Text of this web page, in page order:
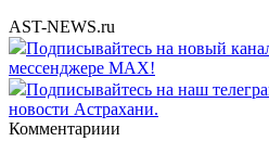
AST-NEWS.ru
Подписывайтесь на новый
мессенджере MAX!
Подписывайтесь на наш
новости Астрахани.
Комментариии